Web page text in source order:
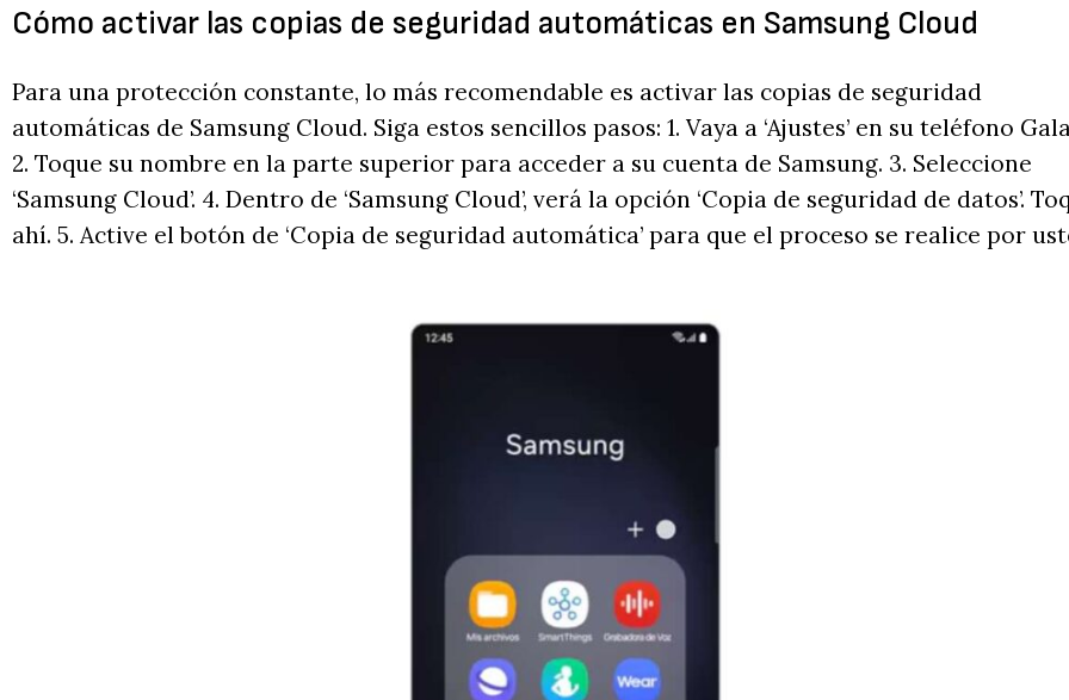
Cómo activar las copias de seguridad automáticas en Samsung Cloud
Para una protección constante, lo más recomendable es activar las copias de seguridad
automáticas de Samsung Cloud. Siga estos sencillos pasos: 1. Vaya a ‘Ajustes’ en su teléfono
2. Toque su nombre en la parte superior para acceder a su cuenta de Samsung. 3. Seleccione
‘Samsung Cloud’. 4. Dentro de ‘Samsung Cloud’, verá la opción ‘Copia de seguridad de datos’.
ahí. 5. Active el botón de ‘Copia de seguridad automática’ para que el proceso se realice por